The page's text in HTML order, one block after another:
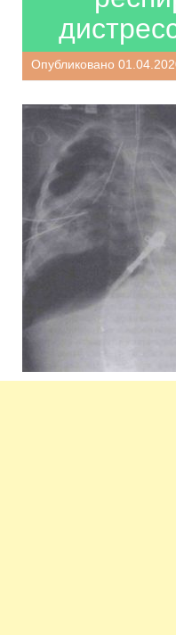
Опубликовано